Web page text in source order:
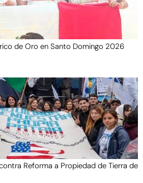
de Oro en Santo Domingo 2026
Reforma a Propiedad de Tierra de